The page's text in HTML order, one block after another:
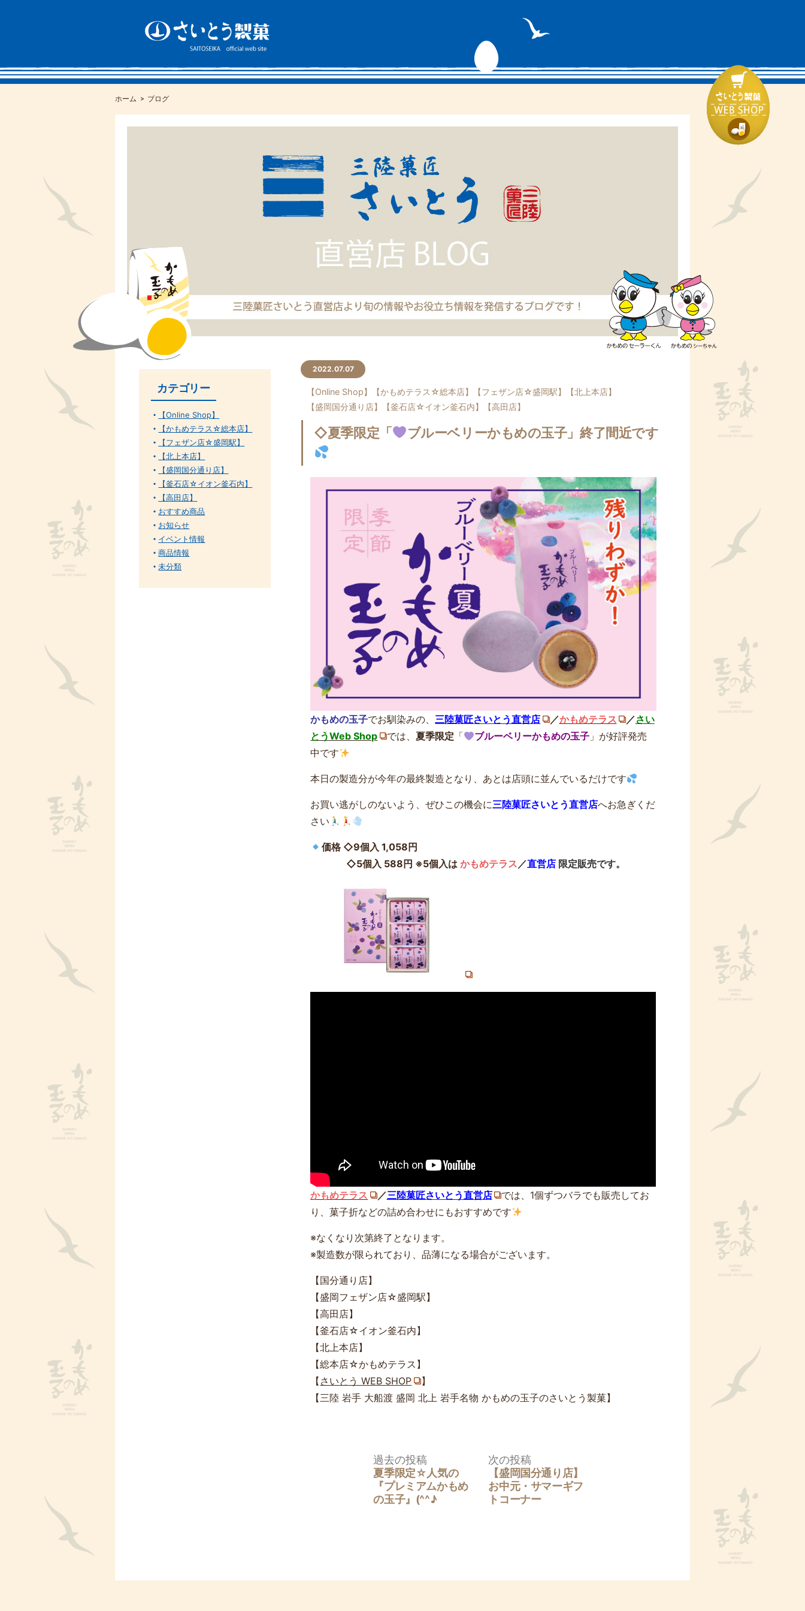
ホーム ブログ
2022.07.07
【Online Shop】 【かもめテラス☆総本店】 【フェザン店☆盛岡駅】
【北上本店】
【盛岡国分通り店】
【釜石店☆イオン釜石内】 【高田店】
◇夏季限定「 ブルーベリーかもめの玉子」終了間近です
かもめの玉子でお馴染みの、三陸菓匠さいとう直営店 ／かもめテラス ／さい
とうWeb Shop
では、 夏季限定 「 ブルーベリーかもめの玉子」が好評発売
中です
本日の製造分が今年の最終製造となり、あとは店頭に並んでいるだけです
お買い逃がしのないよう、ぜひこの機会に三陸菓匠さいとう直営店へお急ぎくだ
さい
価格 ◇9個入 1,058円
◇5個入 588円 ※5個入はかもめテラス／直営店 限定販売です。
かもめテラス ／三陸菓匠さいとう直営店
では、1個ずつバラでも販売してお
り、菓子折などの詰め合わせにもおすすめです
※なくなり次第終了となります。
※製造数が限られており、品薄になる場合がございます。
【国分通り店】
【盛岡フェザン店☆盛岡駅】
【高田店】
【釜石店☆イオン釜石内】
【北上本店】
【総本店☆かもめテラス】
【 さいとう WEB SHOP
】
【三陸 岩手 大船渡 盛岡 北上 岩手名物 かもめの玉子のさいとう製菓】
過去の投稿
去
の
投
夏季限定☆人気の
『プレミアムかもめ
の玉子』(^^♪
次の投稿
の
投
稿:
【盛岡国分通り店】
お中元・サマーギフ
トコーナー
カテゴリー
【Online Shop】
【かもめテラス☆総本店】
【フェザン店☆盛岡駅】
【北上本店】
【盛岡国分通り店】
【釜石店☆イオン釜石内】
【高田店】
おすすめ商品
お知らせ
イベント情報
商品情報
未分類